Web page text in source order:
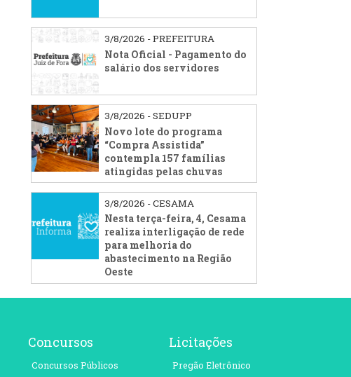
3/8/2026 - PREFEITURA
Nota Oficial - Pagamento do
salário dos servidores
3/8/2026 - SEDUPP
Novo lote do programa
“Compra Assistida”
contempla 157 famílias
atingidas pelas chuvas
3/8/2026 - CESAMA
Nesta terça-feira, 4, Cesama
realiza interligação de rede
para melhoria do
abastecimento na Região
Oeste
Concursos
Concursos Públicos
Licitações
Pregão Eletrônico